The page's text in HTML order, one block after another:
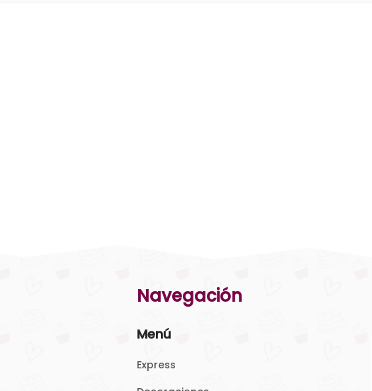
Navegación
Menú
Express